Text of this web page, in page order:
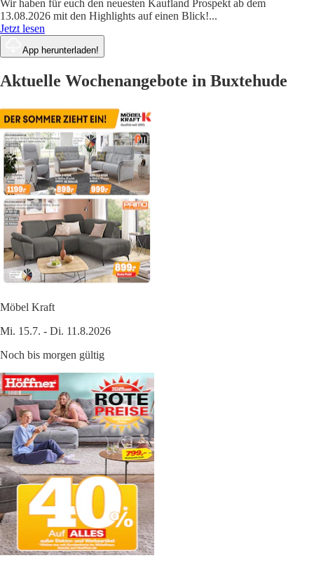
Wir haben für euch den neuesten Kaufland Prospekt ab dem
13.08.2026 mit den Highlights auf einen Blick!...
Jetzt lesen
App herunterladen!
Aktuelle Wochenangebote in Buxtehude
Möbel Kraft
Mi. 15.7. - Di. 11.8.2026
Noch bis morgen gültig